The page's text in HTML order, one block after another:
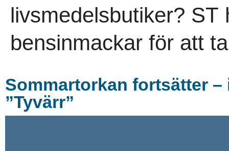
livsmedelsbutiker? ST
bensinmackar för att
Sommartorkan fortsätter
”Tyvärr”